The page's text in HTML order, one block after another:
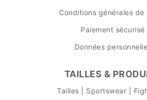
Conditions générales de
Paiement sécurisé
Données
TAILLES &
Tailles | Sportswear |